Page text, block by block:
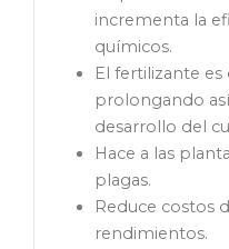
incrementa la
químicos.
El fertilizante
prolongando
desarrollo del
Hace a las
plagas.
Reduce costos
rendimientos.